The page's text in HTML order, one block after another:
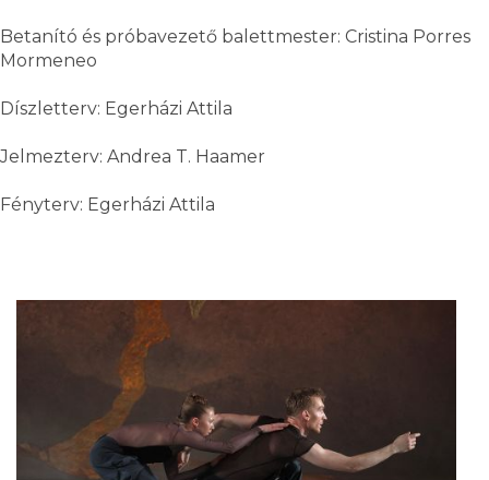
Betanító és próbavezető balettmester: Cristina Porres
Mormeneo
Díszletterv: Egerházi Attila
Jelmezterv: Andrea T. Haamer
Fényterv: Egerházi Attila